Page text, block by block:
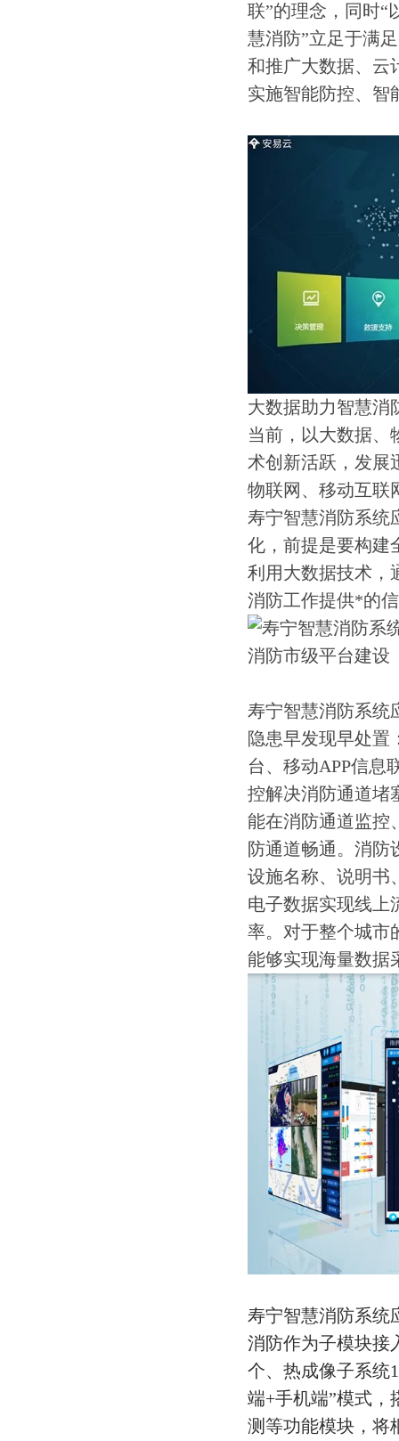
联”的理念，同时“
慧消防”立足于满
和推广大数据、云
实施智能防控、智
大数据助力智慧消
当前，以大数据、
术创新活跃，发展
物联网、移动互联
寿宁智慧消防系统
化，前提是要构建
利用大数据技术，
消防工作提供*的
寿宁智慧消防系统
隐患早发现早处置
台、移动APP信息
控解决消防通道堵
能在消防通道监控
防通道畅通。消防
设施名称、说明书
电子数据实现线上
率。对于整个城市
能够实现海量数据
寿宁智慧消防系统
消防作为子模块接
个、热成像子系统
端+手机端”模式，
测等功能模块，将